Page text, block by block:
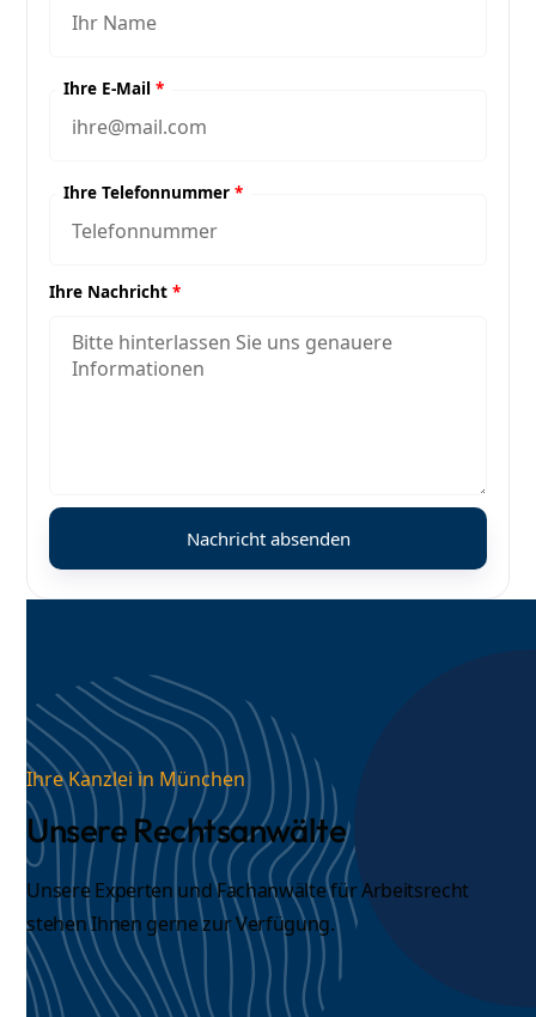
Ihre E-Mail*
Ihre Telefonnummer*
Ihre Nachricht*
Ihre Kanzlei in München
Unsere Rechtsanwälte
Unsere Experten undFachanwälte für Arbeitsrecht
stehen Ihnen gerne zur Verfügung.